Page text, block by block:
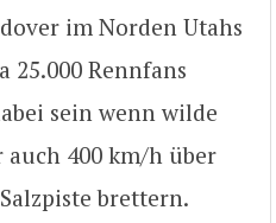
im Norden Utahs
25.000 Rennfans
sein wenn wilde
auch 400 km/h über
brettern.